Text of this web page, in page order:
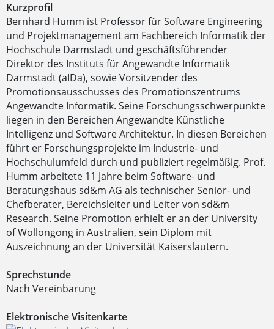
Kurzprofil
Bernhard Humm ist Professor für Software Engineering
und Projektmanagement am Fachbereich Informatik der
Hochschule Darmstadt und geschäftsführender
Direktor des Instituts für Angewandte Informatik
Darmstadt (aIDa), sowie Vorsitzender des
Promotionsausschusses des Promotionszentrums
Angewandte Informatik. Seine Forschungsschwerpunkte
liegen in den Bereichen Angewandte Künstliche
Intelligenz und Software Architektur. In diesen Bereichen
führt er Forschungsprojekte im Industrie- und
Hochschulumfeld durch und publiziert regelmäßig. Prof.
Humm arbeitete 11 Jahre beim Software- und
Beratungshaus sd&m AG als technischer Senior- und
Chefberater, Bereichsleiter und Leiter von sd&m
Research. Seine Promotion erhielt er an der University
of Wollongong in Australien, sein Diplom mit
Auszeichnung an der Universität Kaiserslautern.
Sprechstunde
Nach Vereinbarung
Elektronische Visitenkarte